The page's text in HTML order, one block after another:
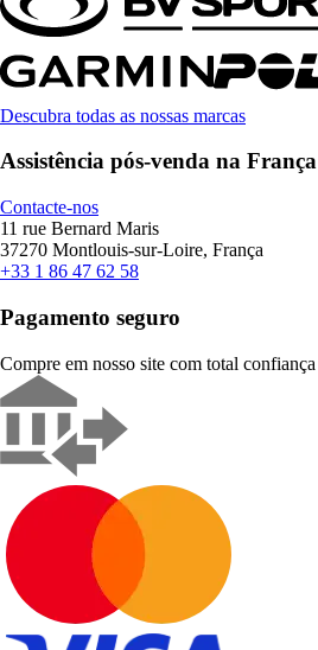
Descubra todas as nossas marcas
Assistência pós-venda na França
Contacte-nos
11 rue Bernard Maris
37270 Montlouis-sur-Loire, França
+33 1 86 47 62 58
Pagamento seguro
Compre em nosso site com total confiança